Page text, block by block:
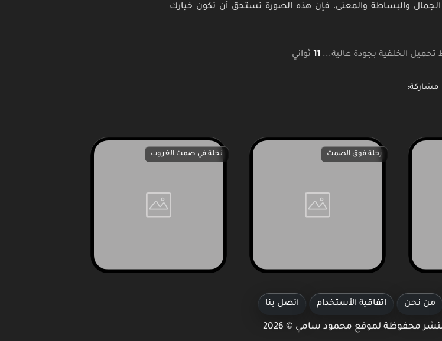
والبساطة والمعنى، فإن هذه الصورة تستحق أن تكون خيارك
تحميل الخلفية بجودة عالية... 10 ثواني
مشاركة:
رحلة فوق الصمت نخلة في صمت الغروب
من نحن اتفاقية الأستخدام اتصل بنا
محفوظة لموقع محمود سامي © 2026